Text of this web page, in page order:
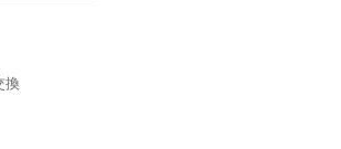
換